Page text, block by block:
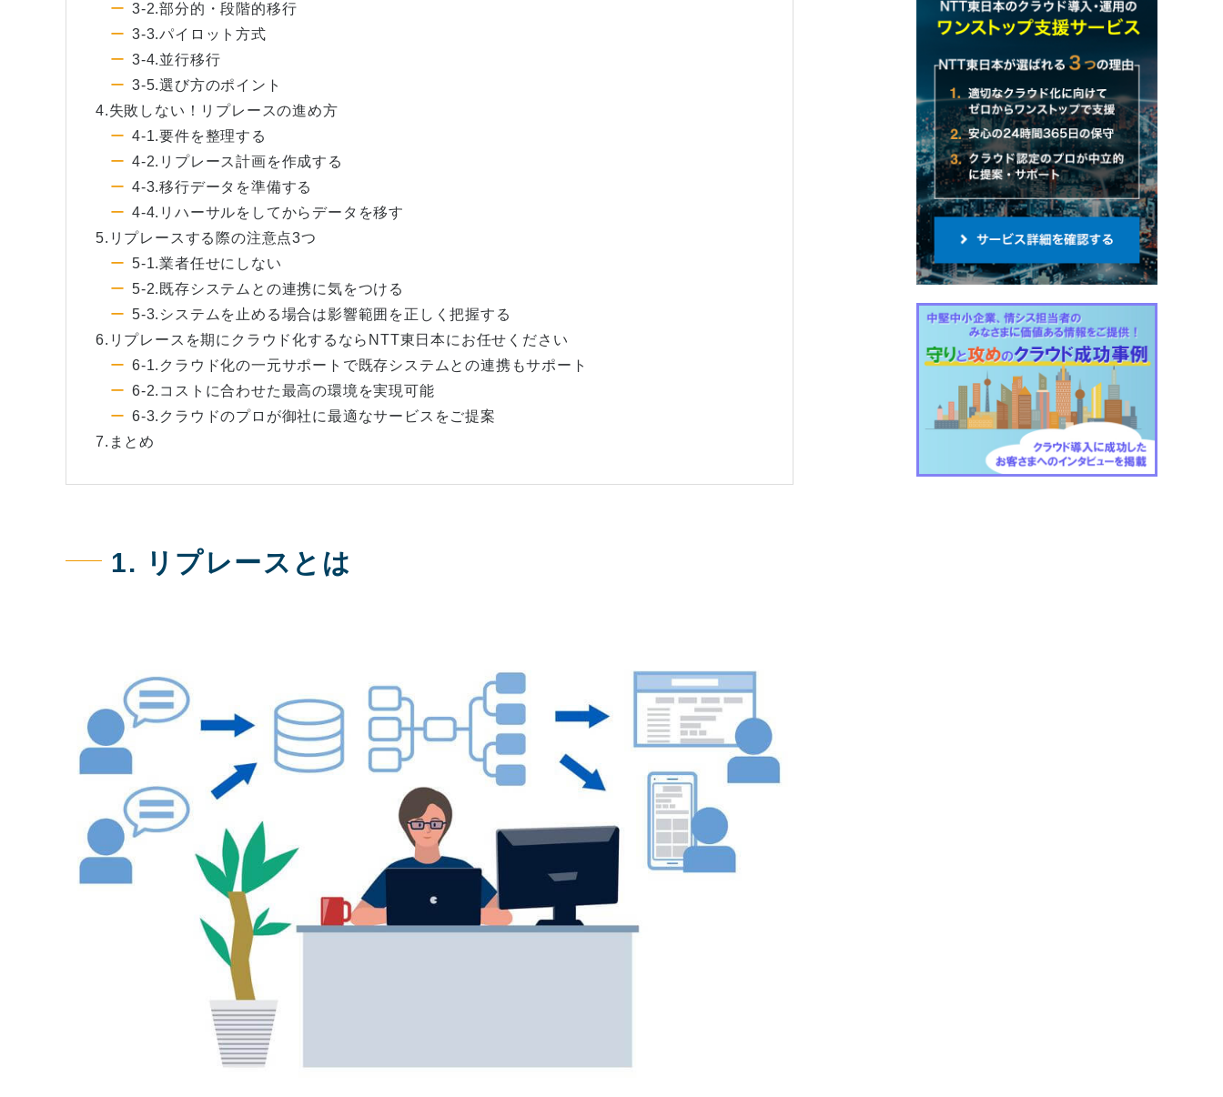
3-2.部分的・段階的移行
3-3.パイロット方式
3-4.並行移行
3-5.選び方のポイント
4.失敗しない！リプレースの進め方
4-1.要件を整理する
4-2.リプレース計画を作成する
4-3.移行データを準備する
4-4.リハーサルをしてからデータを移す
5.リプレースする際の注意点3つ
5-1.業者任せにしない
5-2.既存システムとの連携に気をつける
5-3.システムを止める場合は影響範囲を正しく把握する
6.リプレースを期にクラウド化するならNTT東日本にお任せください
6-1.クラウド化の一元サポートで既存システムとの連携もサポート
6-2.コストに合わせた最高の環境を実現可能
6-3.クラウドのプロが御社に最適なサービスをご提案
7.まとめ
1. リプレースとは